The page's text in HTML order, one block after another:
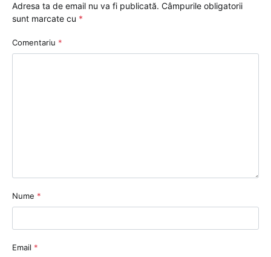
Adresa ta de email nu va fi publicată. Câmpurile obligatorii
sunt marcate cu *
Comentariu *
Nume *
Email *